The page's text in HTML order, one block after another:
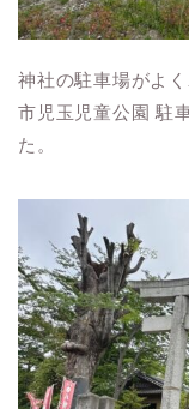
神社の駐車場がよ
市児玉児童公園 駐
た。